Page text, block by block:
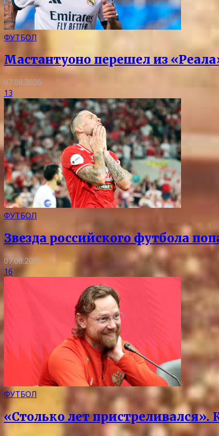
ФУТБОЛ
Мастантуоно перешел из
07.08.2026
13
ФУТБОЛ
Звезда российского футбола
07.08.2026
16
ФУТБОЛ
«Столько лет